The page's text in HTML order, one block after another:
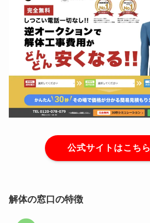
公式サイトはこちら
解体の窓口の特徴